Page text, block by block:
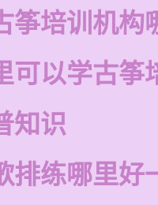
筝培训机构
可以学古筝
知识
排练哪里好